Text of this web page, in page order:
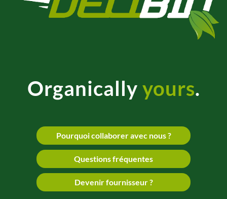
Organically yours.
Pourquoi collaborer avec nous ?
Questions fréquentes
Devenir fournisseur ?